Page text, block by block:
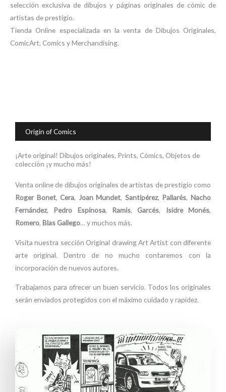
selección exclusiva de dibujos y páginas originales de cómic de
artistas de prestigio.
Tienda Online especializada en la venta de Dibujos Originales,
ComicArt, Comics y Merchandising.
Origin of Comics
¡Arte original! Dibujos originales, Prints, Cómics, Objetos de
colección ¡y mucho más!
Venta online de dibujos originales de artistas de prestigio como
Roger Bonet,Cera, Joan Mundet, Santipérez, Pallarés,Nacho
Fernández, Pedro Espinosa, Ramis,Garcés, Isidre Monés,
Romero, Blas Gallego… y muchos más.
Visita nuestra sección Original drawing Art Artist con diferente
arte original. Dentro de no mucho contaremos con la
incorporación de nuevos autores.
Trabajamos para ofrecer un buen servicio. Todos los originales
serán enviados protegidos con el máximo cuidado y rapidez.